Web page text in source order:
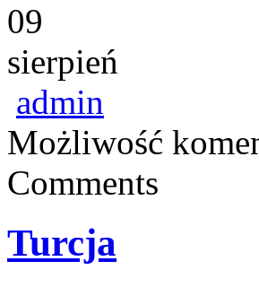
09
sierpień
admin
Możliwość
Comments
Turcja